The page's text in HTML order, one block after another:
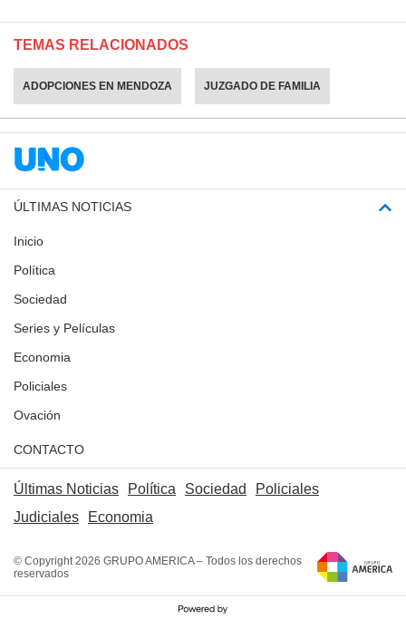
TEMAS RELACIONADOS
ADOPCIONES EN MENDOZA JUZGADO DE FAMILIA
ÚLTIMAS NOTICIAS
Inicio
Política
Sociedad
Series y Películas
Economia
Policiales
Ovación
CONTACTO
Últimas Noticias Política Sociedad
Policiales
Judiciales
Economia
© Copyright 2026 GRUPO AMERICA – Todos los derechos
reservados